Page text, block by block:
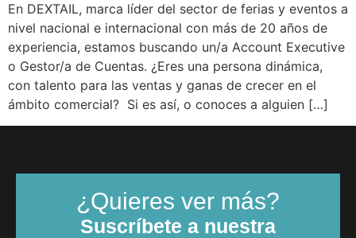
En DEXTAIL, marca líder del sector de ferias y eventos a
nivel nacional e internacional con más de 20 años de
experiencia, estamos buscando un/a Account Executive
o Gestor/a de Cuentas. ¿Eres una persona dinámica,
con talento para las ventas y ganas de crecer en el
ámbito comercial? Si es así, o conoces a alguien […]
¿Quieres ver más?
Suscríbete a nuestra